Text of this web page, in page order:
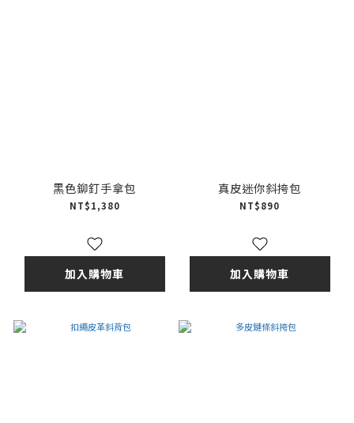
黑色鉚釘手拿包
NT$1,380
加入購物車
真皮迷你斜挎包
NT$890
加入購物車